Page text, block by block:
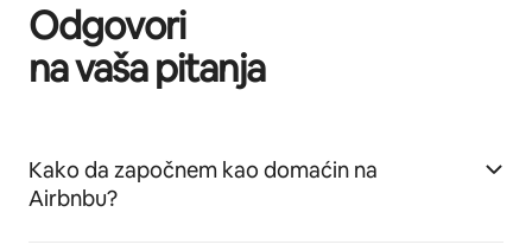
Odgovori
na vaša pitanja
Kako da započnem kao domaćin na
Airbnbu?